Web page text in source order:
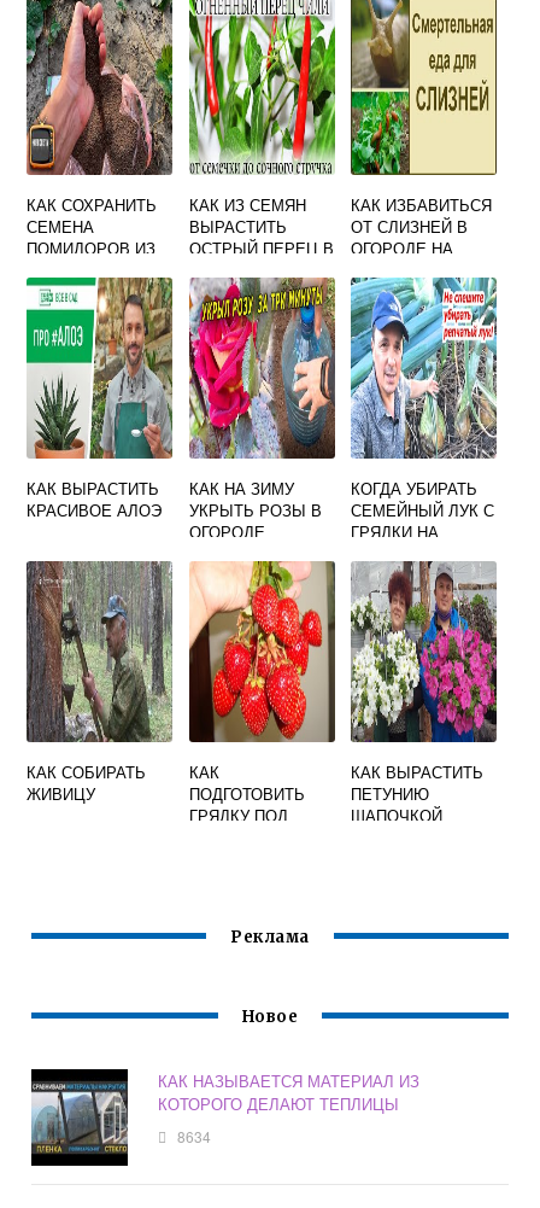
КАК СОХРАНИТЬ
СЕМЕНА
ПОМИДОРОВ ИЗ
СЛЕДУЮЩЕЙ
ВЕСНЫ
КАК ИЗ СЕМЯН
ВЫРАСТИТЬ
ОСТРЫЙ ПЕРЕЦ В
УСЛОВИЯХ НА
ПОДОКОННИКЕ
КАК ИЗБАВИТЬСЯ
ОТ СЛИЗНЕЙ В
ОГОРОДЕ НА
КАК ВЫРАСТИТЬ
КРАСИВОЕ АЛОЭ
КАК НА ЗИМУ
УКРЫТЬ РОЗЫ В
ОГОРОДЕ
КОГДА УБИРАТЬ
СЕМЕЙНЫЙ ЛУК С
ГРЯДКИ НА
КАК СОБИРАТЬ
ЖИВИЦУ
КАК
ПОДГОТОВИТЬ
ГРЯДКУ ПОД
КАК ВЫРАСТИТЬ
ПЕТУНИЮ
ШАПОЧКОЙ
Реклама
Новое
КАК НАЗЫВАЕТСЯ МАТЕРИАЛ ИЗ
КОТОРОГО ДЕЛАЮТ ТЕПЛИЦЫ
8634